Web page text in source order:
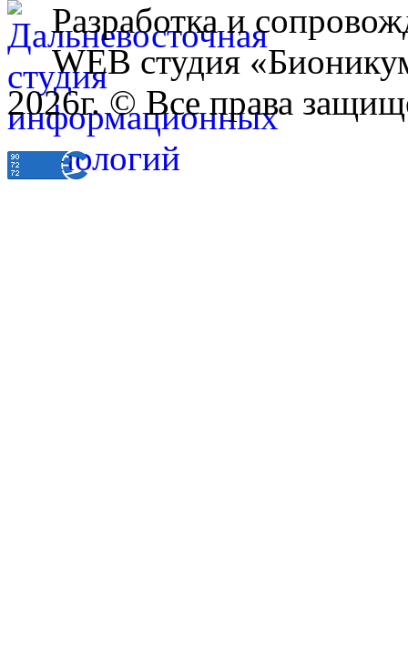
Разработка и
WEB студия
2026г. © Все права